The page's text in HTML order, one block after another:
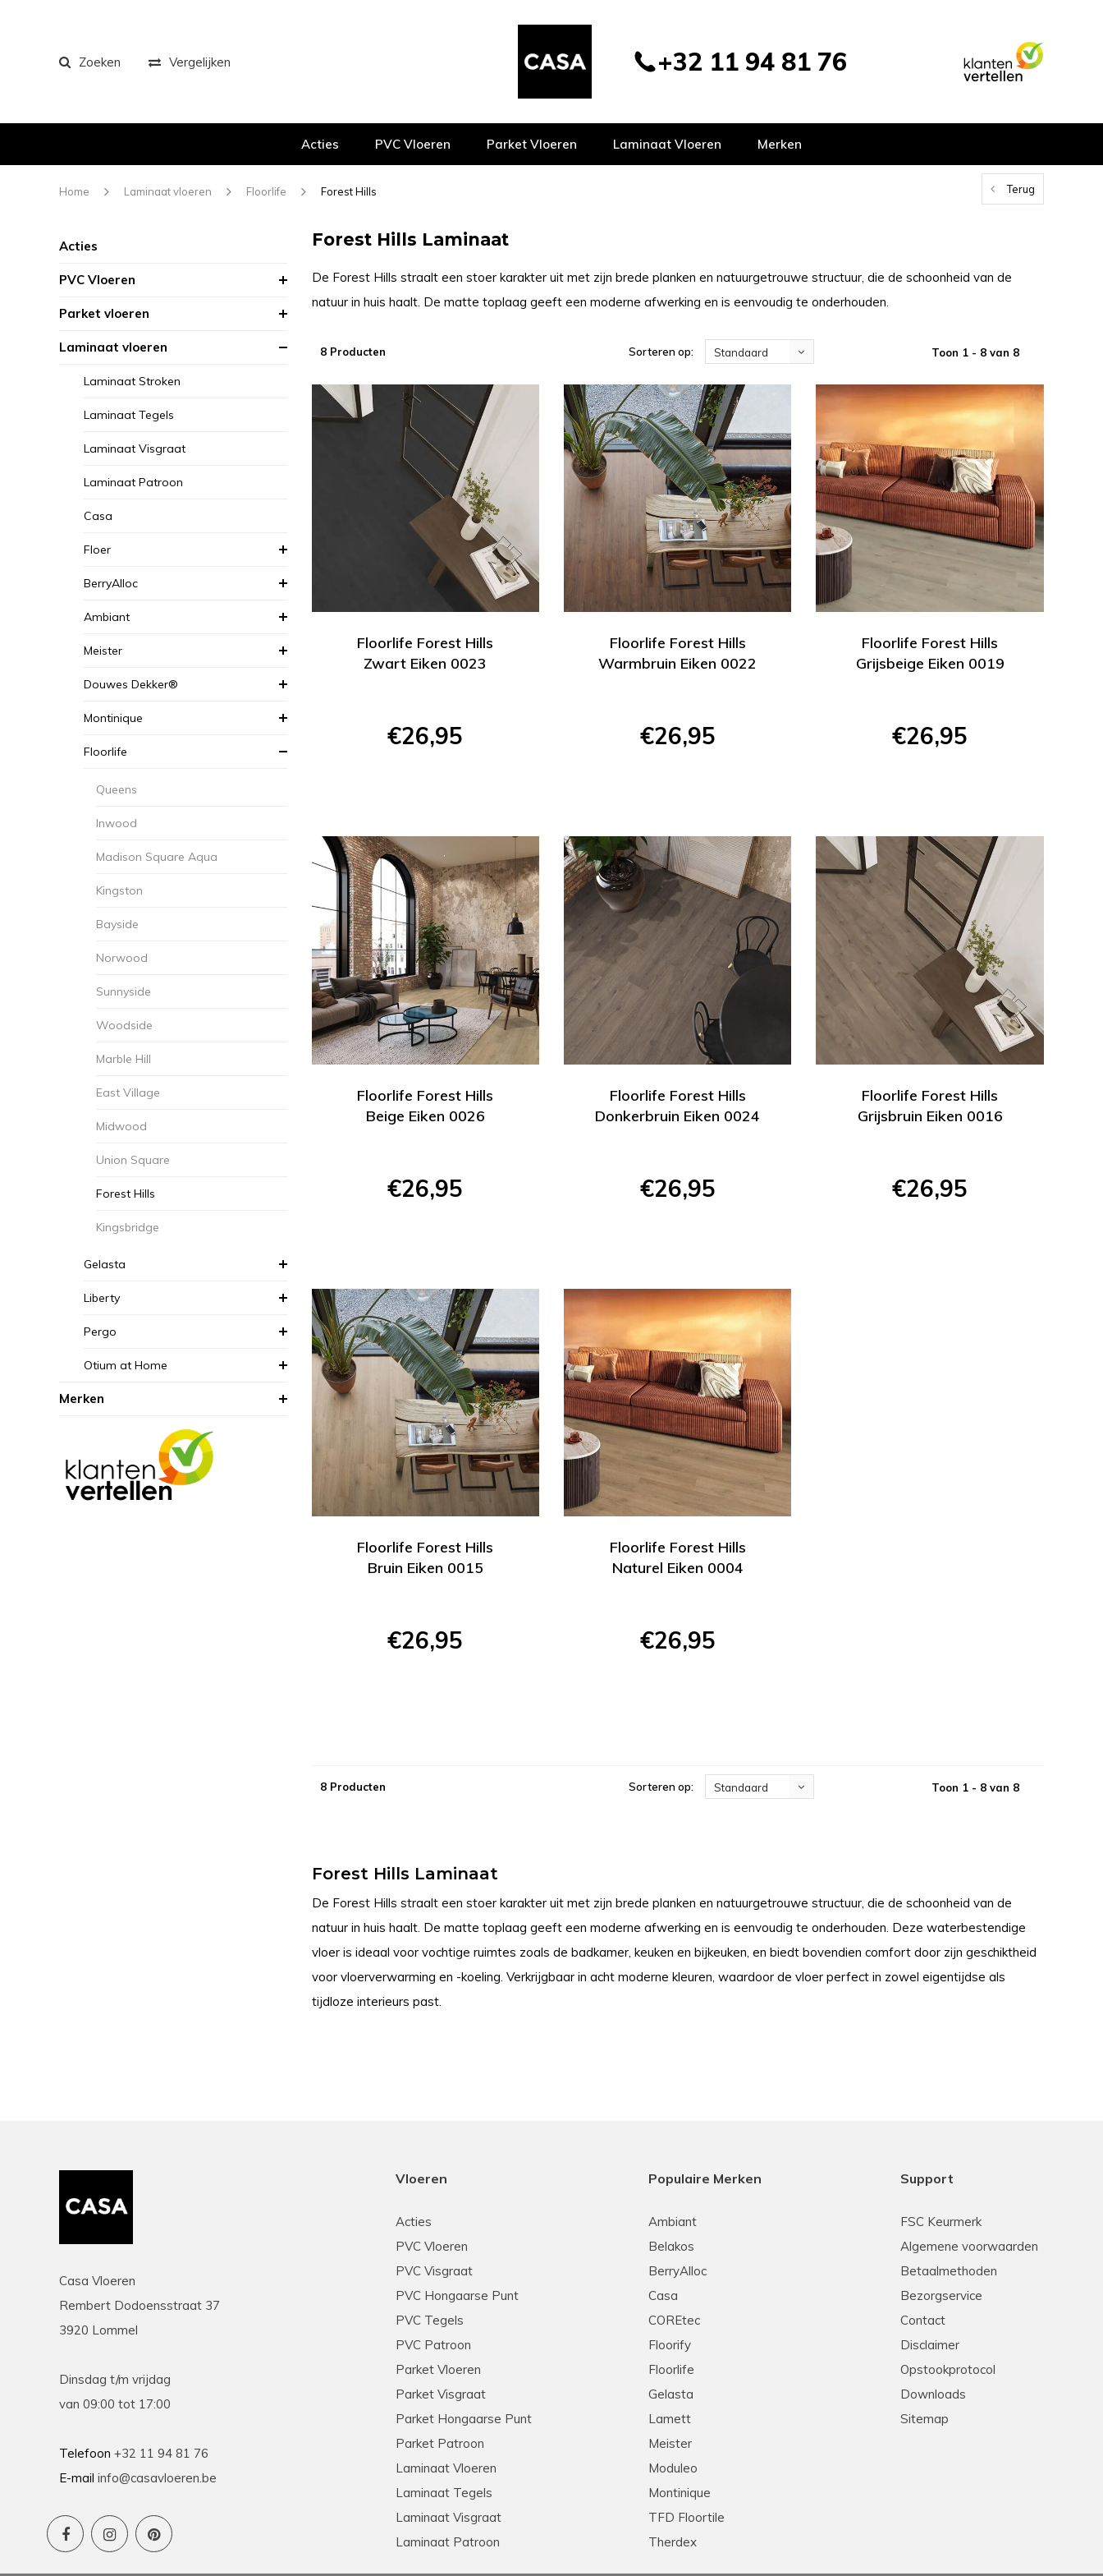
Zoeken Vergelijken +32 11 94 81 76
Acties PVC Vloeren Parket Vloeren Laminaat Vloeren Merken
Home Laminaat vloeren Floorlife Forest Hills Terug
Acties
PVC Vloeren
Parket vloeren
Laminaat vloeren
Laminaat Stroken
Laminaat Tegels
Laminaat Visgraat
Laminaat Patroon
Casa
Floer
BerryAlloc
Ambiant
Meister
Douwes Dekker®
Montinique
Floorlife
Queens
Inwood
Madison Square Aqua
Kingston
Bayside
Norwood
Sunnyside
Woodside
Marble Hill
East Village
Midwood
Union Square
Forest Hills
Kingsbridge
Gelasta
Liberty
Pergo
Otium at Home
Merken
Forest Hills Laminaat
De Forest Hills straalt een stoer karakter uit met zijn brede planken en natuurgetrouwe structuur, die de schoonheid van de
natuur in huis haalt. De matte toplaag geeft een moderne afwerking en is eenvoudig te onderhouden.
8 Producten Sorteren op: Standaard Toon 1 - 8 van 8
Floorlife Forest Hills
Zwart Eiken 0023
€26,95
Floorlife Forest Hills
Warmbruin Eiken 0022
€26,95
Floorlife Forest Hills
Grijsbeige Eiken 0019
€26,95
Floorlife Forest Hills
Beige Eiken 0026
€26,95
Floorlife Forest Hills
Donkerbruin Eiken 0024
€26,95
Floorlife Forest Hills
Grijsbruin Eiken 0016
€26,95
Floorlife Forest Hills
Bruin Eiken 0015
€26,95
Floorlife Forest Hills
Naturel Eiken 0004
€26,95
8 Producten Sorteren op: Standaard Toon 1 - 8 van 8
Forest Hills Laminaat
De Forest Hills straalt een stoer karakter uit met zijn brede planken en natuurgetrouwe structuur, die de schoonheid van de
natuur in huis haalt. De matte toplaag geeft een moderne afwerking en is eenvoudig te onderhouden. Deze waterbestendige
vloer is ideaal voor vochtige ruimtes zoals de badkamer, keuken en bijkeuken, en biedt bovendien comfort door zijn geschiktheid
voor vloerverwarming en -koeling. Verkrijgbaar in acht moderne kleuren, waardoor de vloer perfect in zowel eigentijdse als
tijdloze interieurs past.
Casa Vloeren
Rembert Dodoensstraat 37
3920 Lommel
Dinsdag t/m vrijdag
van 09:00 tot 17:00
Telefoon +32 11 94 81 76
E-mail info@casavloeren.be
Vloeren
Acties
PVC Vloeren
PVC Visgraat
PVC Hongaarse Punt
PVC Tegels
PVC Patroon
Parket Vloeren
Parket Visgraat
Parket Hongaarse Punt
Parket Patroon
Laminaat Vloeren
Laminaat Tegels
Laminaat Visgraat
Laminaat Patroon
Populaire Merken
Ambiant
Belakos
BerryAlloc
Casa
COREtec
Floorify
Floorlife
Gelasta
Lamett
Meister
Moduleo
Montinique
TFD Floortile
Therdex
Support
FSC Keurmerk
Algemene voorwaarden
Betaalmethoden
Bezorgservice
Contact
Disclaimer
Opstookprotocol
Downloads
Sitemap